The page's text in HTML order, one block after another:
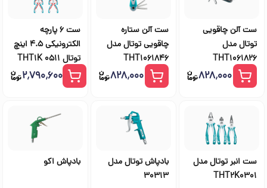
ست آلن چاقویی
توتال مدل
THT1061826
۸۲۸٬۰۰۰
ست آلن ستاره
چاقویی توتال مدل
THT1061846
۸۲۸٬۰۰۰
ست 6 پارچه
الکترونیکی 4.5 اینچ
توتال THT1K 0511
۲٬۷۹۰٬۶۰۰
ست انبر توتال مدل
THT2K0301
بادپاش توتال مدل
30313
بادپاش اکو